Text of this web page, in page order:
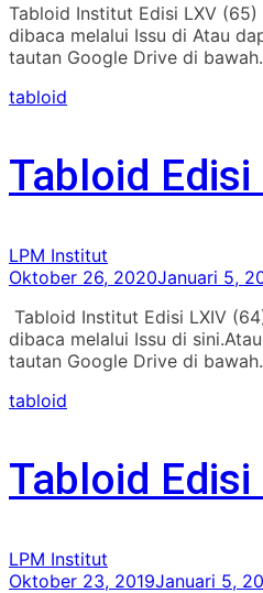
Tabloid Institut Edisi LXV
dibaca melalui Issu di Atau
tautan Google Drive di bawah.
tabloid
Tabloid Edisi
LPM Institut
Oktober 26, 2020Januari 5,
Tabloid Institut Edisi LXIV
dibaca melalui Issu di
tautan Google Drive di
tabloid
Tabloid Edisi
LPM Institut
Oktober 23, 2019Januari 5,